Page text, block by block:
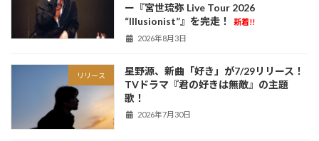
ー『宮世琉弥 Live Tour 2026
“Illusionist”』を完走！
新着!!
2026年8月3日
リリース
星野源、新曲「好き」が7/29リリース！
TVドラマ『君の好きは無敵』の主題
歌！
2026年7月30日